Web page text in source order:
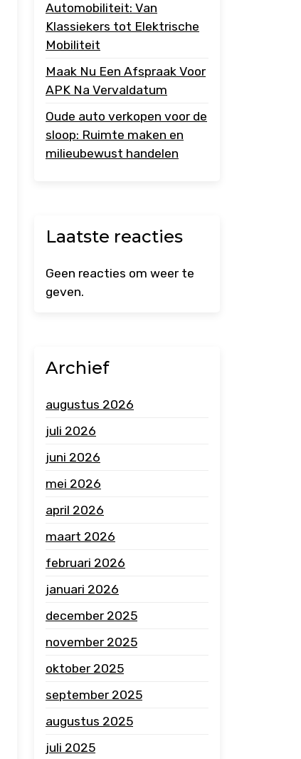
Automobiliteit: Van
Klassiekers tot Elektrische
Mobiliteit
Maak Nu Een Afspraak Voor
APK Na Vervaldatum
Oude auto verkopen voor de
sloop: Ruimte maken en
milieubewust handelen
Laatste reacties
Geen reacties om weer te
geven.
Archief
augustus 2026
juli 2026
juni 2026
mei 2026
april 2026
maart 2026
februari 2026
januari 2026
december 2025
november 2025
oktober 2025
september 2025
augustus 2025
juli 2025